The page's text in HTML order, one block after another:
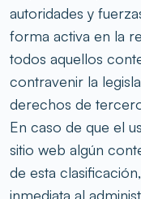
autoridades y
forma activa en la
todos aquellos
contravenir la
derechos de
En caso de que el
sitio web algún
de esta
inmediata al